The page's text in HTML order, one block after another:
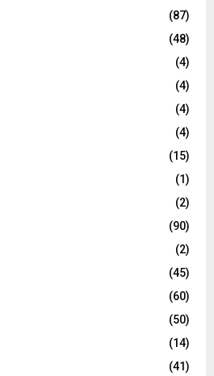
(87)
(48)
(4)
(4)
(4)
(4)
(15)
(1)
(2)
(90)
(2)
(45)
(60)
(50)
(14)
(41)